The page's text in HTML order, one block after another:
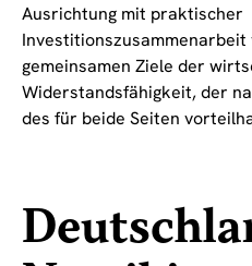
Ausrichtung mit praktischer
gemeinsamen Ziele der
Widerstandsfähigkeit, der
des für beide Seiten